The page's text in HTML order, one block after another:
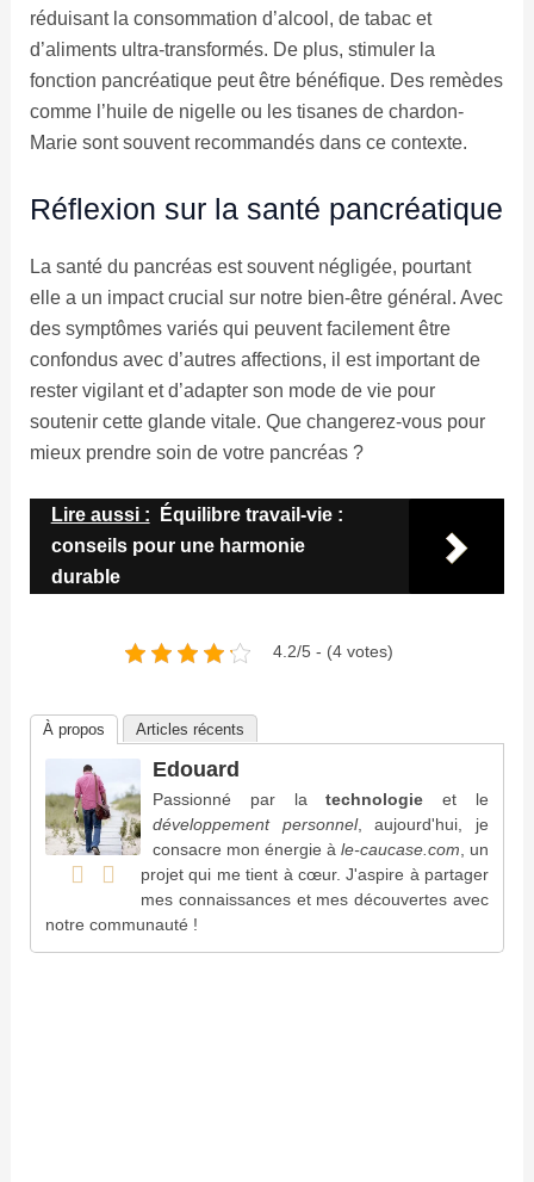
réduisant la consommation d’alcool, de tabac et
d’aliments ultra-transformés. De plus, stimuler la
fonction pancréatique peut être bénéfique. Des remèdes
comme l’huile de nigelle ou les tisanes de chardon-
Marie sont souvent recommandés dans ce contexte.
Réflexion sur la santé pancréatique
La santé du pancréas est souvent négligée, pourtant
elle a un impact crucial sur notre bien-être général. Avec
des symptômes variés qui peuvent facilement être
confondus avec d’autres affections, il est important de
rester vigilant et d’adapter son mode de vie pour
soutenir cette glande vitale. Que changerez-vous pour
mieux prendre soin de votre pancréas ?
Lire aussi :
Équilibre travail-vie :
conseils pour une harmonie
durable
4.2/5 - (4 votes)
À propos Articles récents
Edouard
Passionné par latechnologie et le
développement personnel, aujourd'hui, je
consacre mon énergie àle-caucase.com , un
projet qui me tient à cœur. J'aspire à partager
mes connaissances et mes découvertes avec
notre communauté !